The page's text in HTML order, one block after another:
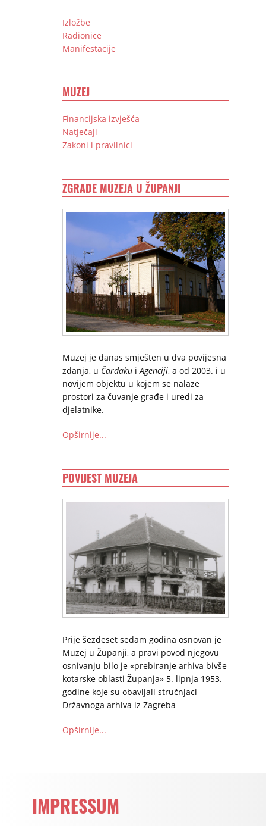
Izložbe
Radionice
Manifestacije
MUZEJ
Financijska izvješća
Natječaji
Zakoni i pravilnici
ZGRADE MUZEJA U ŽUPANJI
Muzej je danas smješten u dva povijesna
zdanja, u ČardakuiAgenciji, a od 2003. i u
novijem objektu u kojem se nalaze
prostori za čuvanje građe i uredi za
djelatnike.
Opširnije...
POVIJEST MUZEJA
Prije šezdeset sedam godina osnovan je
Muzej u Županji, a pravi povod njegovu
osnivanju bilo je «prebiranje arhiva bivše
kotarske oblasti Županja» 5. lipnja 1953.
godine koje su obavljali stručnjaci
Državnoga arhiva iz Zagreba
Opširnije...
IMPRESSUM